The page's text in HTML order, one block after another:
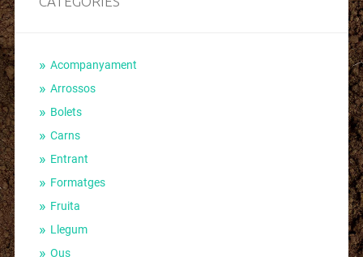
Acompanyament
Arrossos
Bolets
Carns
Entrant
Formatges
Fruita
Llegum
Ous